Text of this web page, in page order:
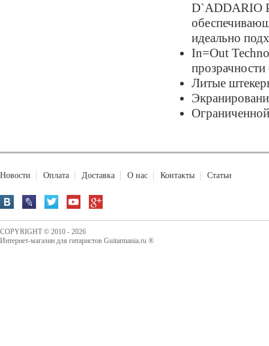
D`ADDARIO
идеально
In=Out
Литые
Новости Оплата Доставка О нас Контакты Статьи
COPYRIGHT © 2010 - 2026
Интернет-магазин для гитаристов Guitarmania.ru ®